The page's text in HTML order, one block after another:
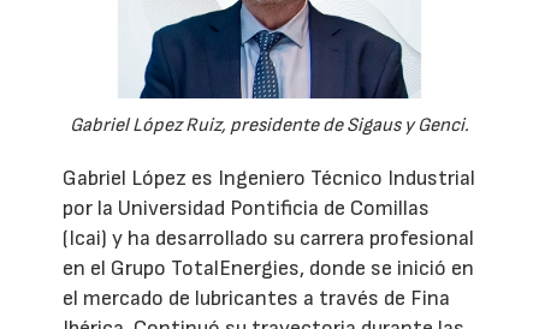
Gabriel López Ruiz, presidente de Sigaus y Genci.
Gabriel López es Ingeniero Técnico Industrial
por la Universidad Pontificia de Comillas
(Icai) y ha desarrollado su carrera profesional
en el Grupo TotalEnergies, donde se inició en
el mercado de lubricantes a través de Fina